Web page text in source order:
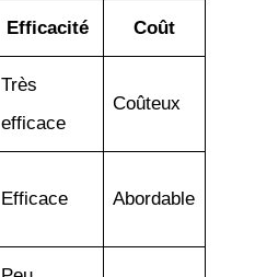
Efficacité Coût
Très
efficace
Coûteux
Efficace Abordable